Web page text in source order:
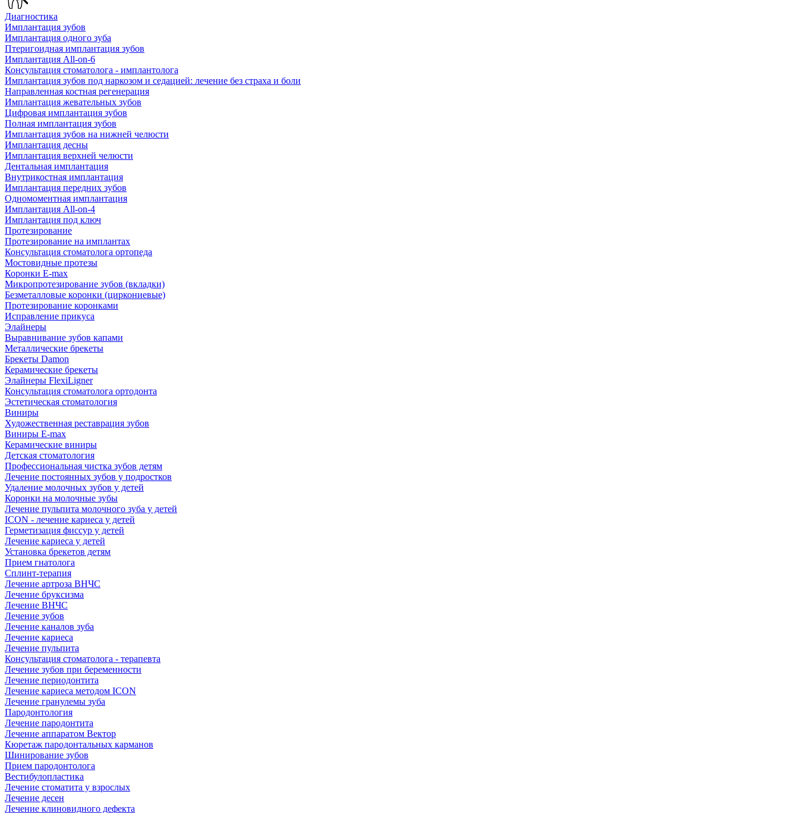
Диагностика
Имплантация зубов
Имплантация одного зуба
Птеригоидная имплантация зубов
Имплантация All-on-6
Консультация стоматолога - имплантолога
Имплантация зубов под наркозом и седацией: лечение без страха и боли
Направленная костная регенерация
Имплантация жевательных зубов
Цифровая имплантация зубов
Полная имплантация зубов
Имплантация зубов на нижней челюсти
Имплантация десны
Имплантация верхней челюсти
Дентальная имплантация
Внутрикостная имплантация
Имплантация передних зубов
Одномоментная имплантация
Имплантация All-on-4
Имплантация под ключ
Протезирование
Протезирование на имплантах
Консультация стоматолога ортопеда
Мостовидные протезы
Коронки E-max
Микропротезирование зубов (вкладки)
Безметалловые коронки (циркониевые)
Протезирование коронками
Исправление прикуса
Элайнеры
Выравнивание зубов капами
Металлические брекеты
Брекеты Damon
Керамические брекеты
Элайнеры FlexiLigner
Консультация стоматолога ортодонта
Эстетическая стоматология
Виниры
Художественная реставрация зубов
Виниры E-max
Керамические виниры
Детская стоматология
Профессиональная чистка зубов детям
Лечение постоянных зубов у подростков
Удаление молочных зубов у детей
Коронки на молочные зубы
Лечение пульпита молочного зуба у детей
ICON - лечение кариеса у детей
Герметизация фиссур у детей
Лечение кариеса у детей
Установка брекетов детям
Прием гнатолога
Сплинт-терапия
Лечение артроза ВНЧС
Лечение бруксизма
Лечение ВНЧС
Лечение зубов
Лечение каналов зуба
Лечение кариеса
Лечение пульпита
Консультация стоматолога - терапевта
Лечение зубов при беременности
Лечение периодонтита
Лечение кариеса методом ICON
Лечение гранулемы зуба
Пародонтология
Лечение пародонтита
Лечение аппаратом Вектор
Кюретаж пародонтальных карманов
Шинирование зубов
Прием пародонтолога
Вестибулопластика
Лечение стоматита у взрослых
Лечение десен
Лечение клиновидного дефекта